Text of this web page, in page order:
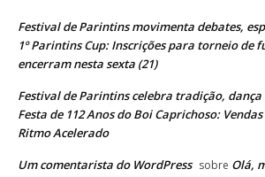
Festival de Parintins movimenta debates,
1º Parintins Cup: Inscrições para torneio de
encerram nesta sexta (21)
Festival de Parintins celebra tradição,
Festa de 112 Anos do Boi Caprichoso:
Ritmo Acelerado
Um comentarista do WordPress sobre Olá,